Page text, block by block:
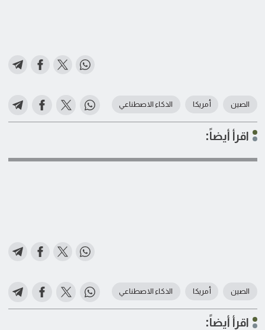
الصين أمريكا الذكاء الاصطناعي
اقرأ أيضاً:
الصين أمريكا الذكاء الاصطناعي
اقرأ أيضاً: